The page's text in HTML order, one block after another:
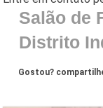
Salão de
Distrito
Gostou?